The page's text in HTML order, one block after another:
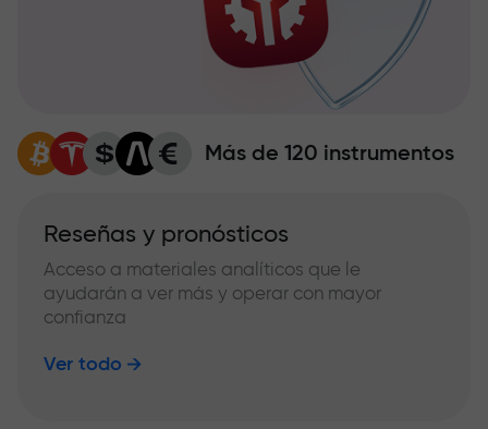
Más de 120 instrumentos
Reseñas y pronósticos
Acceso a materiales analíticos que le
ayudarán a ver más y operar con mayor
confianza
Ver todo